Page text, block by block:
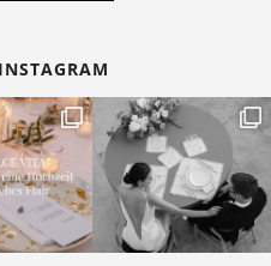
bis hin zu den Add-
galanten Finesse.
Version des kurzen
für diese Zeit ist und ihr
Aber auch die
Atmosphäre